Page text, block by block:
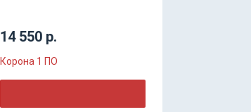
14 550 р.
Корона 1 ПО